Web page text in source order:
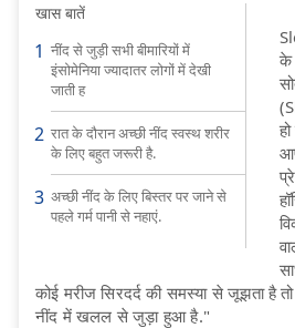
खास बातें
नींद से जुड़ी सभी बीमारियों में
इंसोमेनिया ज्यादातर लोगों में देखी
जाती ह
रात के दौरान अच्छी नींद स्वस्थ शरीर
के लिए बहुत जरूरी है.
अच्छी नींद के लिए बिस्तर पर जाने से
पहले गर्म पानी से नहाएं.
के
कोई मरीज सिरदर्द की समस्या से जूझता है
नींद में खलल से जुड़ा हुआ है."